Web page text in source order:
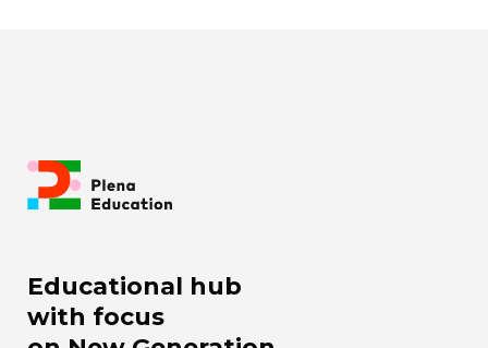
Educational hub
with focus